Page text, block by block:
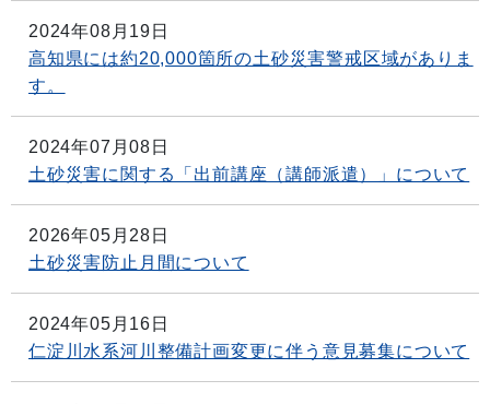
2024年08月19日
高知県には約20,000箇所の土砂災害警戒区域がありま
す。
2024年07月08日
土砂災害に関する「出前講座（講師派遣）」について
2026年05月28日
土砂災害防止月間について
2024年05月16日
仁淀川水系河川整備計画変更に伴う意見募集について